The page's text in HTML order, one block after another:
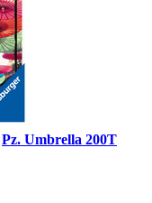
Pz. Umbrella 200T